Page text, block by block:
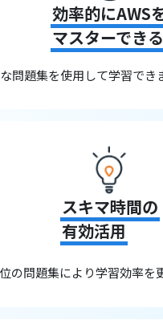
効率的にAWS
マスターできる
問題集を使用して学習でき
スキマ時間の
有効活用
の問題集により学習効率を